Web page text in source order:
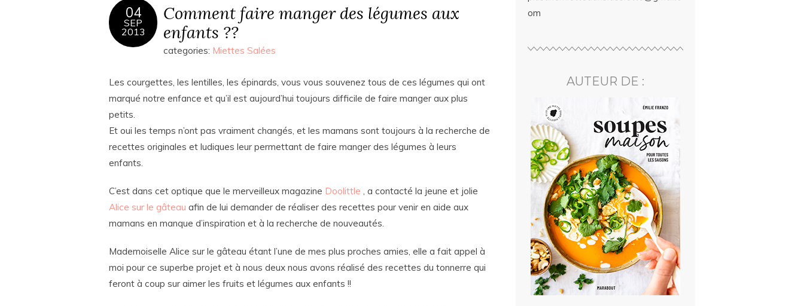
04
SEP
2013
Comment faire manger des légumes aux
enfants ??
categories: Miettes Salées
Les courgettes, les lentilles, les épinards, vous vous souvenez tous de ces légumes qui ont
marqué notre enfance et qu’il est aujourd’hui toujours difficile de faire manger aux plus
petits.
Et oui les temps n’ont pas vraiment changés, et les mamans sont toujours à la recherche de
recettes originales et ludiques leur permettant de faire manger des légumes à leurs
enfants.
C’est dans cet optique que le merveilleux magazine Doolittle , a contacté la jeune et jolie
Alice sur le gâteau afin de lui demander de réaliser des recettes pour venir en aide aux
mamans en manque d’inspiration et à la recherche de nouveautés.
Mademoiselle Alice sur le gâteau étant l’une de mes plus proches amies, elle a fait appel à
moi pour ce superbe projet et à nous deux nous avons réalisé des recettes du tonnerre qui
feront à coup sur aimer les fruits et légumes aux enfants !!
om
AUTEUR DE :